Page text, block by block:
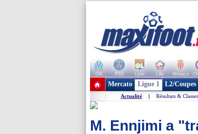
OM PSG Lyon Lille Monaco
+ de clubs
Mercato Ligue 1 L2/Coupes
Actualité | Résultats &
M. Ennjimi a